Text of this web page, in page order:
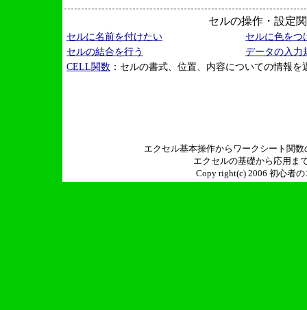
セルの操作・設定
セルに名前を付けたい
セルに色をつ
セルの結合を行う
データの入力
CELL関数 ：セルの書式、位置、内容についての情報を
エクセル基本操作からワークシート関
エクセルの基礎から応用ま
Copy right(c) 2006 初心者